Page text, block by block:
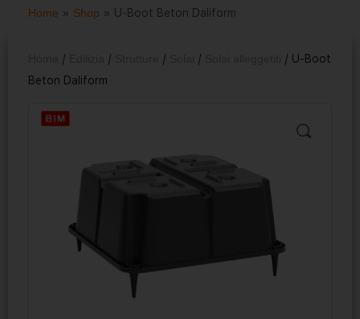
Home » Shop » U-Boot Beton Daliform
/ / / /
/ U-Boot
Beton Daliform